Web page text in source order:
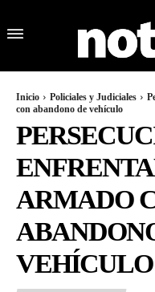
Inicio Policiales y Judiciales
con abandono de vehículo
ARMADO
VEHÍCULO